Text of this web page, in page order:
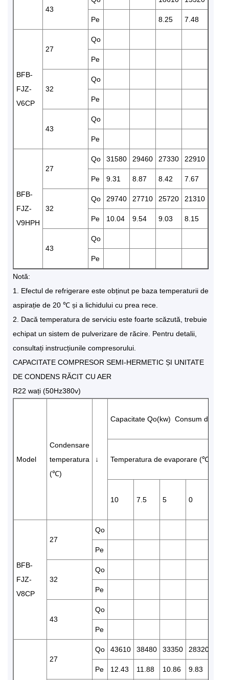
43
Pe 8.25 7.48
BFB-
FJZ-
V6CP
27
Qo
Pe
32
Qo
Pe
43
Qo
Pe
BFB-
FJZ-
V9HPH
27
Qo 31580 29460 27330 22910
Pe 9.31 8.87 8.42 7.67
32
Qo 29740 27710 25720 21310
Pe 10.04 9.54 9.03 8.15
43
Qo
Pe
Notă:
1. Efectul de refrigerare este obținut pe baza temperaturii de
aspirație de 20 ℃ și a lichidului cu prea rece.
2. Dacă temperatura de serviciu este foarte scăzută, trebuie
echipat un sistem de pulverizare de răcire. Pentru detalii,
consultați instrucțiunile compresorului.
CAPACITATE COMPRESOR SEMI-HERMETIC ȘI UNITATE
DE CONDENS RĂCIT CU AER
R22 wați (50Hz380v)
Model
Condensare
temperatura
(℃)
↓
Capacitate Qo(kw) Consum de
Temperatura de evaporare (℃)
10 7.5 5 0
BFB-
FJZ-
V8CP
27
Qo
Pe
32
Qo
Pe
43
Qo
Pe
27
Qo 43610 38480 33350 28320
Pe 12.43 11.88 10.86 9.83